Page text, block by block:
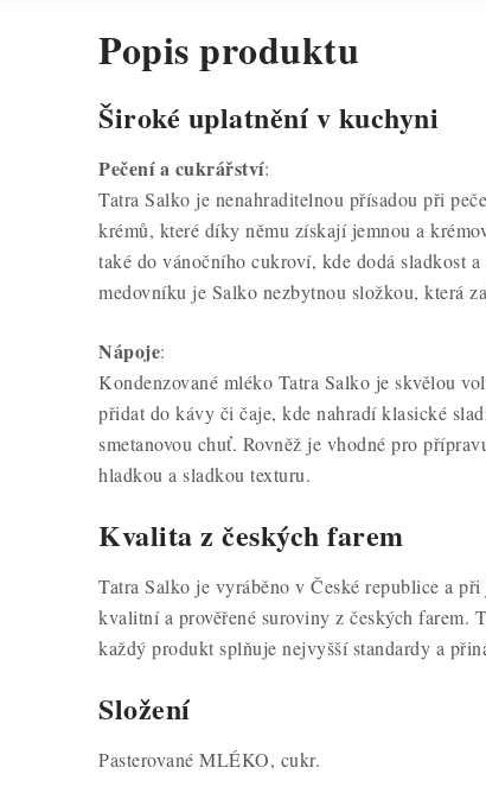
Popis produktu
Široké uplatnění v kuchyni
Pečení a cukrářství:
Tatra Salko je nenahraditelnou přísadou při
krémů, které díky němu získají jemnou a
také do vánočního cukroví, kde dodá sladkost
medovníku je Salko nezbytnou složkou, která
Nápoje:
Kondenzované mléko Tatra Salko je skvělou
přidat do kávy či čaje, kde nahradí klasické
smetanovou chuť. Rovněž je vhodné pro
hladkou a sladkou texturu.
Kvalita z českých farem
Tatra Salko je vyráběno v České republice a
kvalitní a prověřené suroviny z českých farem.
každý produkt splňuje nejvyšší standardy a
Složení
Pasterované MLÉKO, cukr.